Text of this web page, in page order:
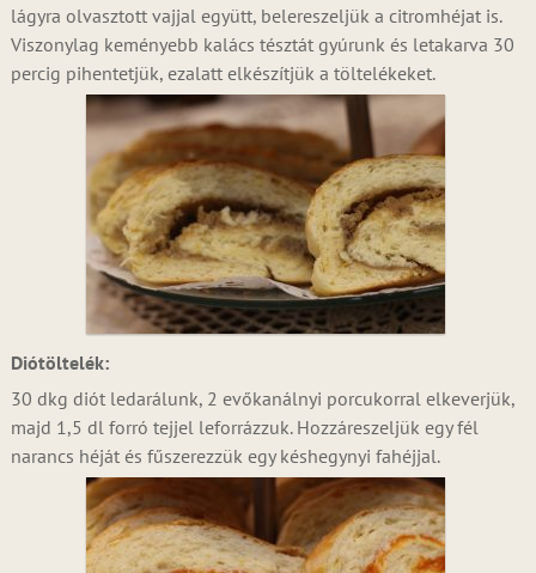
lágyra olvasztott vajjal együtt, belereszeljük a citromhéjat is.
Viszonylag keményebb kalács tésztát gyúrunk és letakarva 30
percig pihentetjük, ezalatt elkészítjük a töltelékeket.
Diótöltelék:
30 dkg diót ledarálunk, 2 evőkanálnyi porcukorral elkeverjük,
majd 1,5 dl forró tejjel leforrázzuk. Hozzáreszeljük egy fél
narancs héját és fűszerezzük egy késhegynyi fahéjjal.